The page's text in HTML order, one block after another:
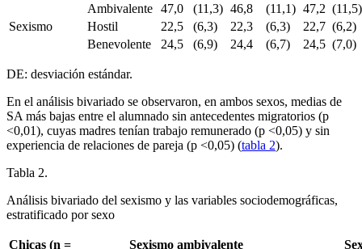
Ambivalente 47,0 (11,3) 46,8 (11,1) 47,2
Sexismo
Hostil 22,5 (6,3) 22,3 (6,3) 22,7 (6,2)
Benevolente
24,5 (6,9) 24,4 (6,7) 24,5 (7,0)
DE: desviación estándar.
En el análisis bivariado se observaron, en ambos sexos, medias de
SA más bajas entre el alumnado sin antecedentes migratorios (p
<0,01), cuyas madres tenían trabajo remunerado (p <0,05) y sin
experiencia de relaciones de pareja (p <0,05) (tabla 2).
Tabla 2.
Análisis bivariado del sexismo y las variables sociodemográficas,
estratificado por sexo
Chicas (n =
Sexismo ambivalente